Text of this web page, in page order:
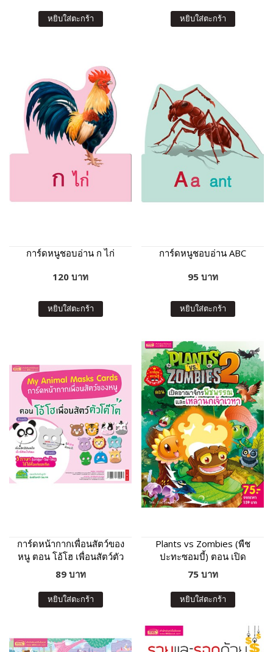
หยิบใส่ตะกร้า หยิบใส่ตะกร้า
การ์ดหนูชอบอ่าน ก ไก่
120 บาท
หยิบใส่ตะกร้า
การ์ดหนูชอบอ่าน ABC
95 บาท
หยิบใส่ตะกร้า
การ์ดหน้ากากเพื่อนสัตว์ของ
หนู ตอน โอ้โฮ เพื่อนสัตว์ตัว
โต๊โต
89 บาท
หยิบใส่ตะกร้า
Plants vs Zombies (พืช
ปะทะซอมบี้) ตอน เปิด
อาณาจักรพืชพรรณ และ
เหล่านกเจ้าเวหา
75 บาท
หยิบใส่ตะกร้า